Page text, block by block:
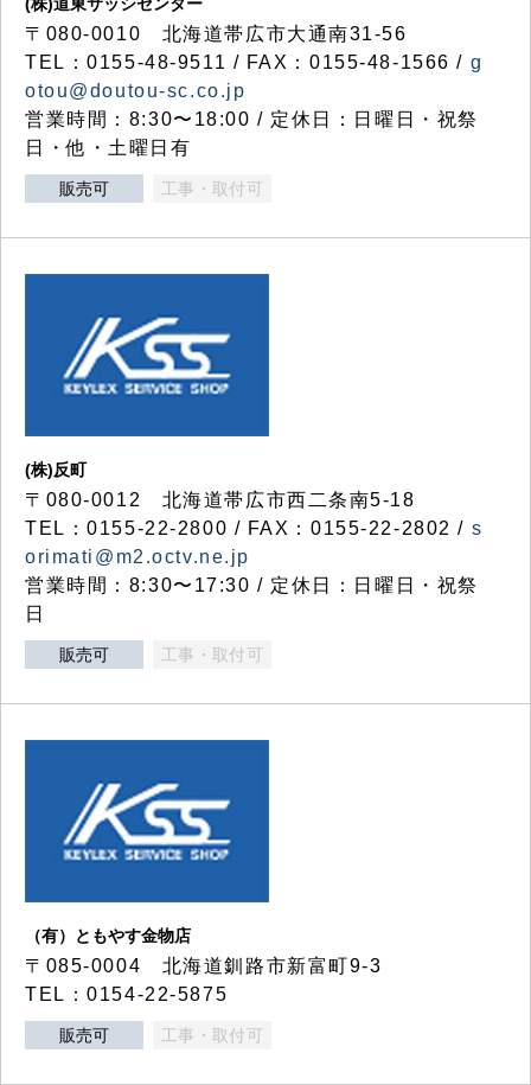
〒080-0010 北海道帯広市大通南31-56
TEL：0155-48-9511 / FAX：0155-48-1566 / g
otou@doutou-sc.co.jp
営業時間：8:30〜18:00 / 定休日：日曜日・祝祭
日・他・土曜日有
販売可 工事・取付可
(株)反町
〒080-0012 北海道帯広市西二条南5-18
TEL：0155-22-2800 / FAX：0155-22-2802 / s
orimati@m2.octv.ne.jp
営業時間：8:30〜17:30 / 定休日：日曜日・祝祭
日
販売可 工事・取付可
（有）ともやす金物店
〒085-0004 北海道釧路市新富町9-3
TEL：0154-22-5875
販売可 工事・取付可